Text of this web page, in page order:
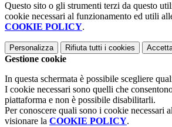
Questo sito o gli strumenti terzi da questo
cookie necessari al funzionamento ed utili
COOKIE POLICY.
Personalizza Rifiuta tutti i cookies
Gestione cookie
In questa schermata è possibile scegliere
I cookie necessari sono quelli che
piattaforma e non è possibile disabilitarli.
Per conoscere quali sono i cookie necessari
visionare la COOKIE POLICY.